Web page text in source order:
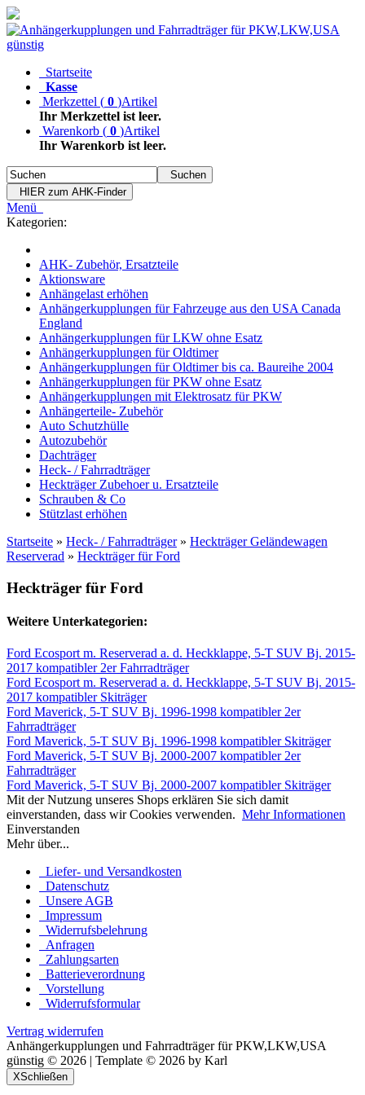
Startseite
Kasse
Merkzettel ( 0 )Artikel
Ihr Merkzettel ist leer.
Warenkorb ( 0 )Artikel
Ihr Warenkorb ist leer.
Suchen
HIER zum AHK-Finder
Menü
Kategorien:
AHK- Zubehör, Ersatzteile
Aktionsware
Anhängelast erhöhen
Anhängerkupplungen für Fahrzeuge aus den USA Canada
England
Anhängerkupplungen für LKW ohne Esatz
Anhängerkupplungen für Oldtimer
Anhängerkupplungen für Oldtimer bis ca. Baureihe 2004
Anhängerkupplungen für PKW ohne Esatz
Anhängerkupplungen mit Elektrosatz für PKW
Anhängerteile- Zubehör
Auto Schutzhülle
Autozubehör
Dachträger
Heck- / Fahrradträger
Heckträger Zubehoer u. Ersatzteile
Schrauben & Co
Stützlast erhöhen
Startseite » Heck- / Fahrradträger» Heckträger Geländewagen
Reserverad » Heckträger für Ford
Heckträger für Ford
Weitere Unterkategorien:
Ford Ecosport m. Reserverad a. d. Heckklappe, 5-T SUV Bj. 2015-
2017 kompatibler 2er Fahrradträger
Ford Ecosport m. Reserverad a. d. Heckklappe, 5-T SUV Bj. 2015-
2017 kompatibler Skiträger
Ford Maverick, 5-T SUV Bj. 1996-1998 kompatibler 2er
Fahrradträger
Ford Maverick, 5-T SUV Bj. 1996-1998 kompatibler Skiträger
Ford Maverick, 5-T SUV Bj. 2000-2007 kompatibler 2er
Fahrradträger
Ford Maverick, 5-T SUV Bj. 2000-2007 kompatibler Skiträger
Mit der Nutzung unseres Shops erklären Sie sich damit
einverstanden, dass wir Cookies verwenden. Mehr Informationen
Einverstanden
Mehr über...
Liefer- und Versandkosten
Datenschutz
Unsere AGB
Impressum
Widerrufsbelehrung
Anfragen
Zahlungsarten
Batterieverordnung
Vorstellung
Widerrufsformular
Vertrag widerrufen
Anhängerkupplungen und Fahrradträger für PKW,LKW,USA
günstig © 2026 | Template © 2026 by Karl
XSchließen